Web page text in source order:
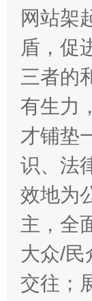
网站架
盾，促
三者的
有生力
才铺垫
识、法
效地为
主，全
大众/民
交往；